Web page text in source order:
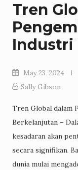
Tren
Industri
May 23, 2024
Sally Gibson
Tren Global dalam
Berkelanjutan –
kesadaran akan
secara signifikan.
dunia mulai